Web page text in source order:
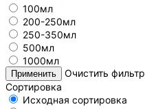
100мл
200-250мл
250-350мл
500мл
1000мл
Применить
Очистить фильтр
Сортировка
Исходная сортировка